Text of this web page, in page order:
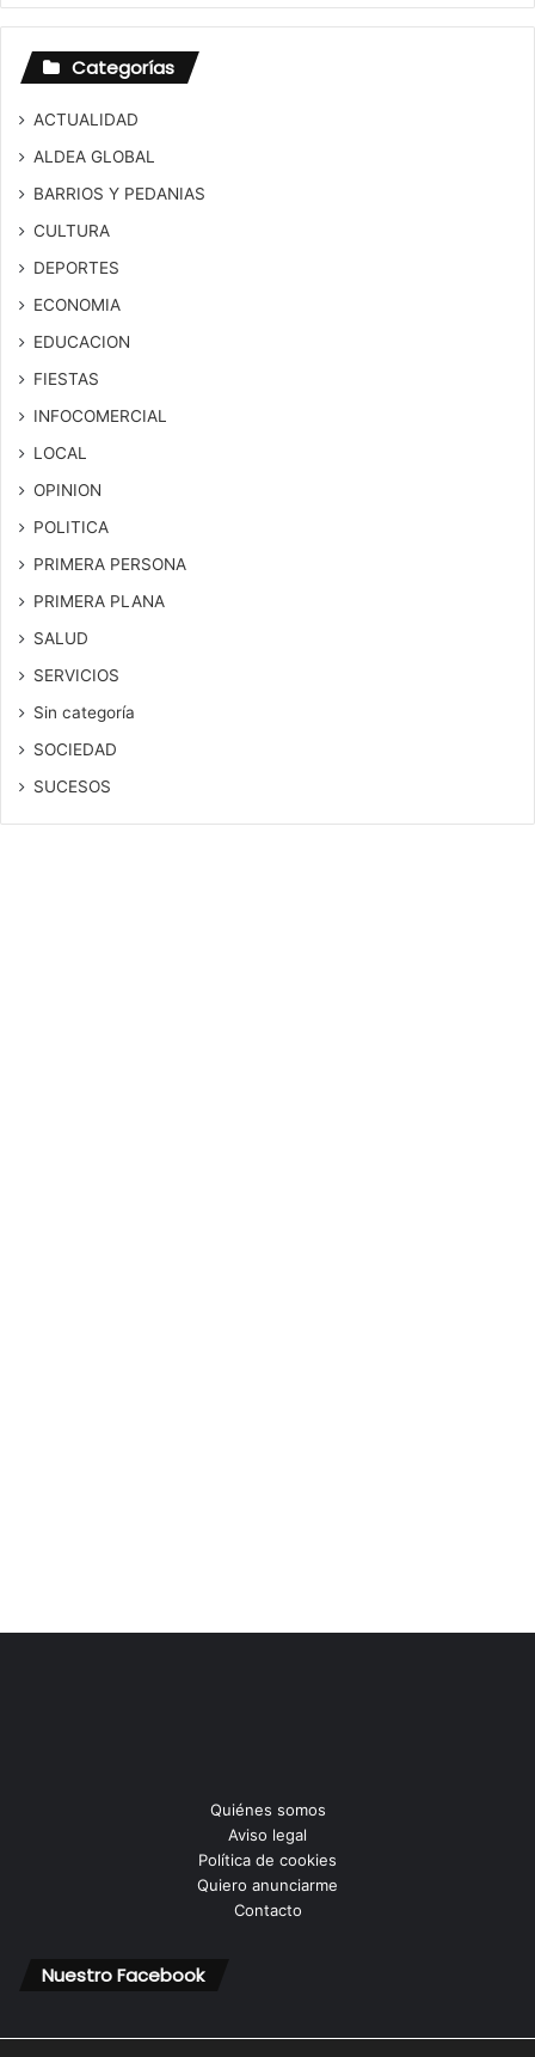
Categorías
ACTUALIDAD
ALDEA GLOBAL
BARRIOS Y PEDANIAS
CULTURA
DEPORTES
ECONOMIA
EDUCACION
FIESTAS
INFOCOMERCIAL
LOCAL
OPINION
POLITICA
PRIMERA PERSONA
PRIMERA PLANA
SALUD
SERVICIOS
Sin categoría
SOCIEDAD
SUCESOS
Quiénes somos
Aviso legal
Política de cookies
Quiero anunciarme
Contacto
Nuestro Facebook